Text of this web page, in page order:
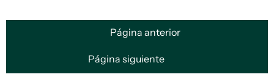
Página anterior
Página siguiente